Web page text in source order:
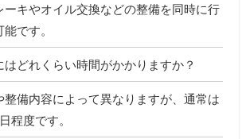
ーキやオイル交換などの整備を同時に行
です。
はどれくらい時間がかかりますか？
整備内容によって異なりますが、通常は
程度です。